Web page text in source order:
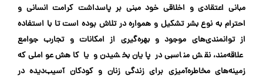
مبانی اعتقادی و اخلاقی خود مبنی بر پاسداشت كرامت انسانی و
احترام به نوع بشر تشكيل و همواره در تلاش بوده است تا با استفاده
از توانمندی‌های موجود و بهره‌گيری از امكانات و تجارب جوامع
علاقه‌مند، نقش مناسبی در پايان بخشيدن و یا کاهش عواملی كه
زمينه‌های مخاطره‌آميزی برای زندگی زنان و كودكان آسیب‌دیده در